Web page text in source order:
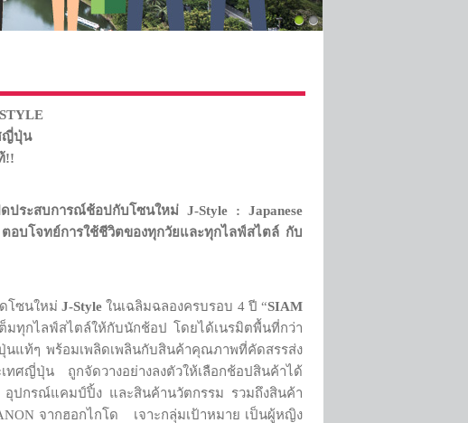
ญี่ปุ่น
!!
ประสบการณ์ช้อปกับโซนใหม่ J-Style : Japanese
อบโจทย์การใช้ชีวิตของทุกวัยและทุกไลฟ์สไตล์ กับ
โซนใหม่ J-Style ในเฉลิมฉลองครบรอบ 4 ปี “SIAM
ทุกไลฟ์สไตล์ให้กับนักช้อป โดยได้เนรมิตพื้นที่กว่า
แท้ๆ พร้อมเพลิดเพลินกับสินค้าคุณภาพที่คัดสรรส่ง
ทศญี่ปุ่น ถูกจัดวางอย่างลงตัวให้เลือกช้อปสินค้าได้
ปกรณ์แคมป์ปิ้ง และสินค้านวัตกรรม รวมถึงสินค้า
จากฮอกไกโด เจาะกลุ่มเป้าหมาย เป็นผู้หญิง